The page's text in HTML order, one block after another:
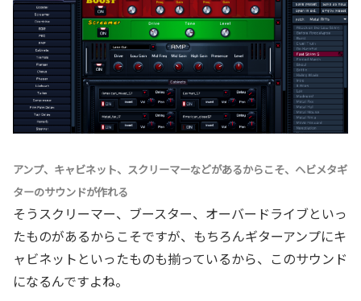
アンプ、キャビネット、スクリーマーなどがあるからこそ、ヘビメタギ
ターのサウンドが作れる
そうスクリーマー、ブースター、オーバードライブといっ
たものがあるからこそですが、もちろんギターアンプにキ
ャビネットといったものも揃っているから、このサウンド
になるんですよね。